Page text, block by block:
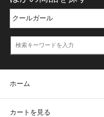
ホーム
カートを見る